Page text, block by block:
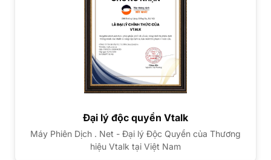
Đại lý độc quyền Vtalk
Máy Phiên Dịch . Net - Đại lý Độc Quyền của Thương
hiệu Vtalk tại Việt Nam